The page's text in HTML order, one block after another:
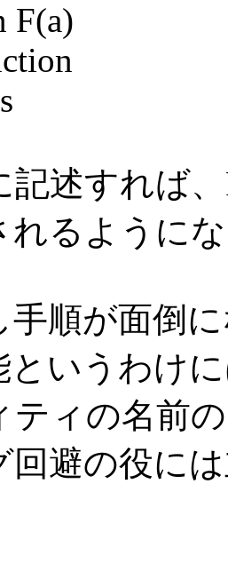
F(a)
記述すれば
れるように
手順が面倒
というわけ
ティの名前
回避の役に